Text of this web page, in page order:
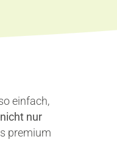
einfach,
nur
premium